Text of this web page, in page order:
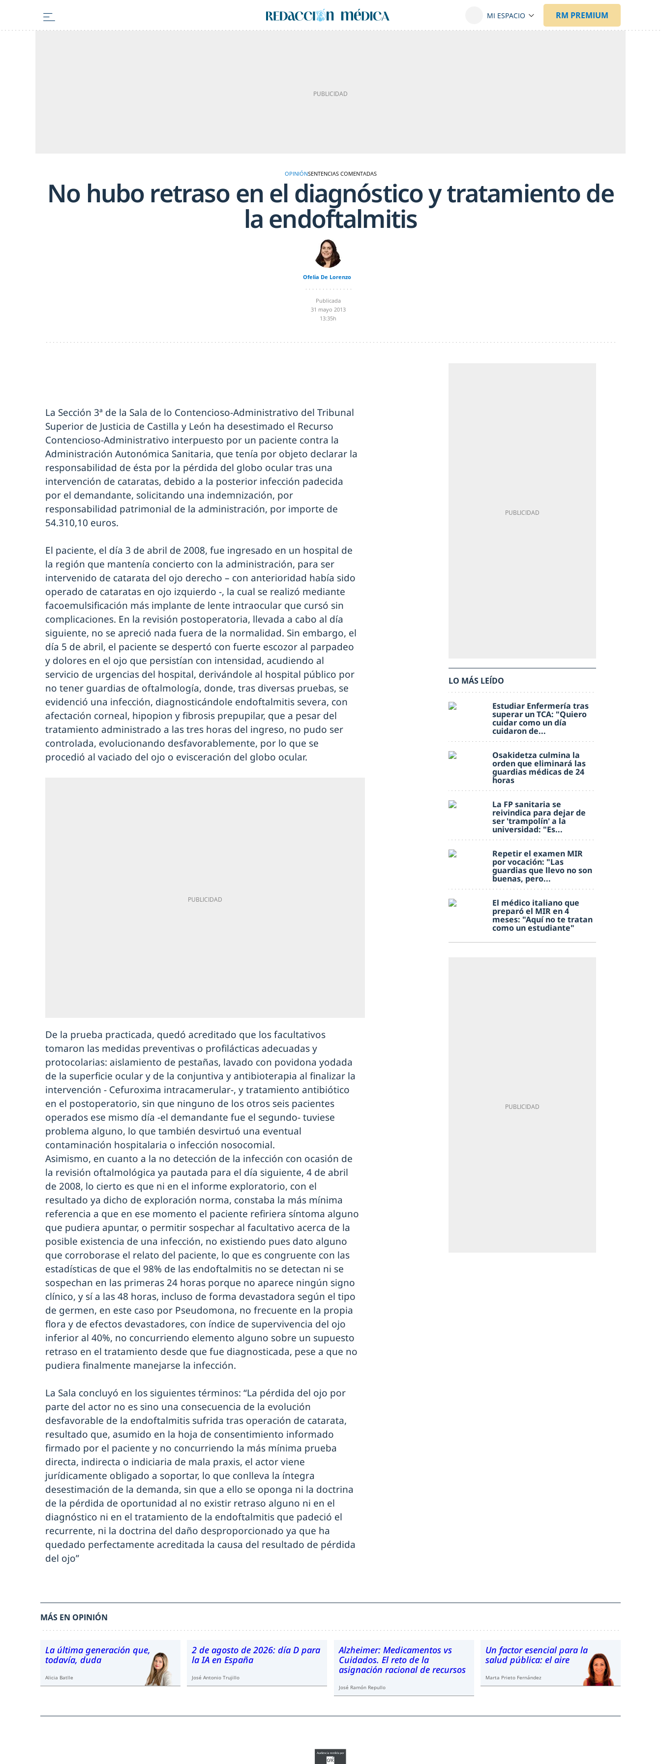
OPINIÓNSENTENCIAS COMENTADAS
No hubo retraso en el diagnóstico y tratamiento de
la endoftalmitis
Ofelia De Lorenzo
Publicada
31 mayo 2013
13:35h
La Sección 3ª de la Sala de lo Contencioso-Administrativo del Tribunal
Superior de Justicia de Castilla y León ha desestimado el Recurso
Contencioso-Administrativo interpuesto por un paciente contra la
Administración Autonómica Sanitaria, que tenía por objeto declarar la
responsabilidad de ésta por la pérdida del globo ocular tras una
intervención de cataratas, debido a la posterior infección padecida
por el demandante, solicitando una indemnización, por
responsabilidad patrimonial de la administración, por importe de
54.310,10 euros.
El paciente, el día 3 de abril de 2008, fue ingresado en un hospital de
la región que mantenía concierto con la administración, para ser
intervenido de catarata del ojo derecho – con anterioridad había sido
operado de cataratas en ojo izquierdo -, la cual se realizó mediante
facoemulsificación más implante de lente intraocular que cursó sin
complicaciones. En la revisión postoperatoria, llevada a cabo al día
siguiente, no se apreció nada fuera de la normalidad. Sin embargo, el
día 5 de abril, el paciente se despertó con fuerte escozor al parpadeo
y dolores en el ojo que persistían con intensidad, acudiendo al
servicio de urgencias del hospital, derivándole al hospital público por
no tener guardias de oftalmología, donde, tras diversas pruebas, se
evidenció una infección, diagnosticándole endoftalmitis severa, con
afectación corneal, hipopion y fibrosis prepupilar, que a pesar del
tratamiento administrado a las tres horas del ingreso, no pudo ser
controlada, evolucionando desfavorablemente, por lo que se
procedió al vaciado del ojo o evisceración del globo ocular.
De la prueba practicada, quedó acreditado que los facultativos
tomaron las medidas preventivas o profilácticas adecuadas y
protocolarias: aislamiento de pestañas, lavado con povidona yodada
de la superficie ocular y de la conjuntiva y antibioterapia al finalizar la
intervención - Cefuroxima intracamerular-, y tratamiento antibiótico
en el postoperatorio, sin que ninguno de los otros seis pacientes
operados ese mismo día -el demandante fue el segundo- tuviese
problema alguno, lo que también desvirtuó una eventual
contaminación hospitalaria o infección nosocomial.
Asimismo, en cuanto a la no detección de la infección con ocasión de
la revisión oftalmológica ya pautada para el día siguiente, 4 de abril
de 2008, lo cierto es que ni en el informe exploratorio, con el
resultado ya dicho de exploración norma, constaba la más mínima
referencia a que en ese momento el paciente refiriera síntoma alguno
que pudiera apuntar, o permitir sospechar al facultativo acerca de la
posible existencia de una infección, no existiendo pues dato alguno
que corroborase el relato del paciente, lo que es congruente con las
estadísticas de que el 98% de las endoftalmitis no se detectan ni se
sospechan en las primeras 24 horas porque no aparece ningún signo
clínico, y sí a las 48 horas, incluso de forma devastadora según el tipo
de germen, en este caso por Pseudomona, no frecuente en la propia
flora y de efectos devastadores, con índice de supervivencia del ojo
inferior al 40%, no concurriendo elemento alguno sobre un supuesto
retraso en el tratamiento desde que fue diagnosticada, pese a que no
pudiera finalmente manejarse la infección.
La Sala concluyó en los siguientes términos: “La pérdida del ojo por
parte del actor no es sino una consecuencia de la evolución
desfavorable de la endoftalmitis sufrida tras operación de catarata,
resultado que, asumido en la hoja de consentimiento informado
firmado por el paciente y no concurriendo la más mínima prueba
directa, indirecta o indiciaria de mala praxis, el actor viene
jurídicamente obligado a soportar, lo que conlleva la íntegra
desestimación de la demanda, sin que a ello se oponga ni la doctrina
de la pérdida de oportunidad al no existir retraso alguno ni en el
diagnóstico ni en el tratamiento de la endoftalmitis que padeció el
recurrente, ni la doctrina del daño desproporcionado ya que ha
quedado perfectamente acreditada la causa del resultado de pérdida
del ojo”
LO MÁS LEÍDO
Estudiar Enfermería tras
superar un TCA: "Quiero
cuidar como un día
cuidaron de...
Osakidetza culmina la
orden que eliminará las
guardias médicas de 24
horas
La FP sanitaria se
reivindica para dejar de
ser 'trampolín' a la
universidad: "Es...
Repetir el examen MIR
por vocación: "Las
guardias que llevo no son
buenas, pero...
El médico italiano que
preparó el MIR en 4
meses: "Aquí no te tratan
como un estudiante"
MÁS EN OPINIÓN
La última generación que,
todavía, duda
Alicia Batlle
2 de agosto de 2026: día D para
la IA en España
José Antonio Trujillo
Alzheimer: Medicamentos vs
Cuidados. El reto de la
asignación racional de recursos
José Ramón Repullo
Un factor esencial para la
salud pública: el aire
Marta Prieto Fernández